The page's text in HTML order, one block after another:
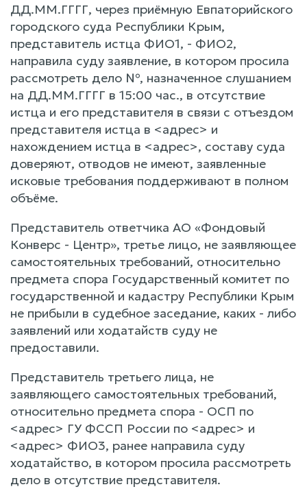
ДД.ММ.ГГГГ, через приёмную Евпаторийского
городского суда Республики Крым,
представитель истца ФИО1, - ФИО2,
направила суду заявление, в котором просила
рассмотреть дело №, назначенное слушанием
на ДД.ММ.ГГГГ в 15:00 час., в отсутствие
истца и его представителя в связи с отъездом
представителя истца в <адрес> и
нахождением истца в <адрес>, составу суда
доверяют, отводов не имеют, заявленные
исковые требования поддерживают в полном
объёме.
Представитель ответчика АО «Фондовый
Конверс - Центр», третье лицо, не заявляющее
самостоятельных требований, относительно
предмета спора Государственный комитет по
государственной и кадастру Республики Крым
не прибыли в судебное заседание, каких - либо
заявлений или ходатайств суду не
предоставили.
Представитель третьего лица, не
заявляющего самостоятельных требований,
относительно предмета спора - ОСП по
<адрес> ГУ ФССП России по <адрес> и
<адрес> ФИО3, ранее направила суду
ходатайство, в котором просила рассмотреть
дело в отсутствие представителя.